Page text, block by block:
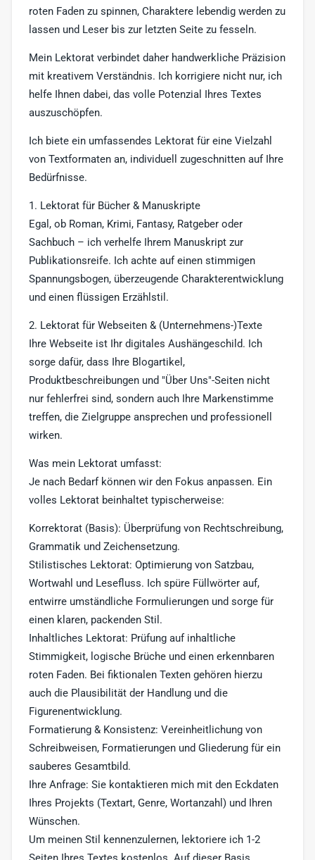
roten Faden zu spinnen, Charaktere lebendig werden zu
lassen und Leser bis zur letzten Seite zu fesseln.
Mein Lektorat verbindet daher handwerkliche Präzision
mit kreativem Verständnis. Ich korrigiere nicht nur, ich
helfe Ihnen dabei, das volle Potenzial Ihres Textes
auszuschöpfen.
Ich biete ein umfassendes Lektorat für eine Vielzahl
von Textformaten an, individuell zugeschnitten auf Ihre
Bedürfnisse.
1. Lektorat für Bücher & Manuskripte
Egal, ob Roman, Krimi, Fantasy, Ratgeber oder
Sachbuch – ich verhelfe Ihrem Manuskript zur
Publikationsreife. Ich achte auf einen stimmigen
Spannungsbogen, überzeugende Charakterentwicklung
und einen flüssigen Erzählstil.
2. Lektorat für Webseiten & (Unternehmens-)Texte
Ihre Webseite ist Ihr digitales Aushängeschild. Ich
sorge dafür, dass Ihre Blogartikel,
Produktbeschreibungen und "Über Uns"-Seiten nicht
nur fehlerfrei sind, sondern auch Ihre Markenstimme
treffen, die Zielgruppe ansprechen und professionell
wirken.
Was mein Lektorat umfasst:
Je nach Bedarf können wir den Fokus anpassen. Ein
volles Lektorat beinhaltet typischerweise:
Korrektorat (Basis): Überprüfung von Rechtschreibung,
Grammatik und Zeichensetzung.
Stilistisches Lektorat: Optimierung von Satzbau,
Wortwahl und Lesefluss. Ich spüre Füllwörter auf,
entwirre umständliche Formulierungen und sorge für
einen klaren, packenden Stil.
Inhaltliches Lektorat: Prüfung auf inhaltliche
Stimmigkeit, logische Brüche und einen erkennbaren
roten Faden. Bei fiktionalen Texten gehören hierzu
auch die Plausibilität der Handlung und die
Figurenentwicklung.
Formatierung & Konsistenz: Vereinheitlichung von
Schreibweisen, Formatierungen und Gliederung für ein
sauberes Gesamtbild.
Ihre Anfrage: Sie kontaktieren mich mit den Eckdaten
Ihres Projekts (Textart, Genre, Wortanzahl) und Ihren
Wünschen.
Um meinen Stil kennenzulernen, lektoriere ich 1-2